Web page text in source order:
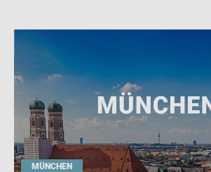
MÜNCHEN